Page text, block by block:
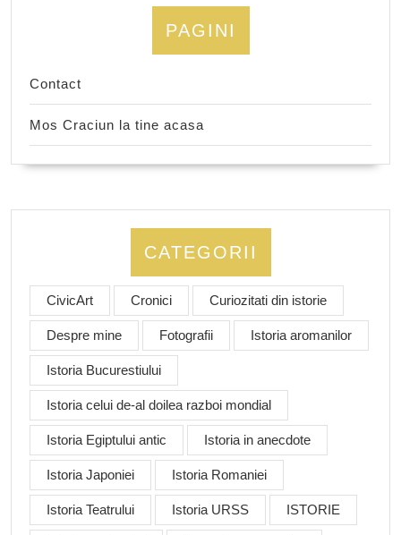
PAGINI
Contact
Mos Craciun la tine acasa
CATEGORII
CivicArt Cronici Curiozitati din istorie
Despre mine Fotografii Istoria aromanilor
Istoria Bucurestiului
Istoria celui de-al doilea razboi mondial
Istoria Egiptului antic Istoria in anecdote
Istoria Japoniei Istoria Romaniei
Istoria Teatrului Istoria URSS ISTORIE